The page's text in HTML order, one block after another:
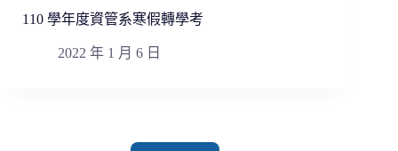
110 學年度資管系寒假轉學考
2022 年 1 月 6 日